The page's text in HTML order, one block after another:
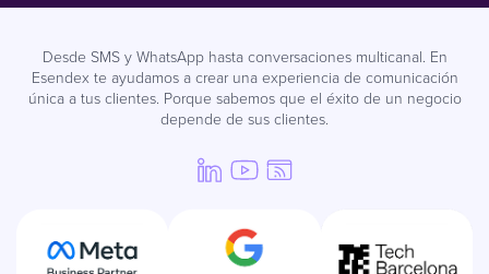
Desde SMS y WhatsApp hasta conversaciones multicanal. En
Esendex te ayudamos a crear una experiencia de comunicación
única a tus clientes. Porque sabemos que el éxito de un negocio
depende de sus clientes.